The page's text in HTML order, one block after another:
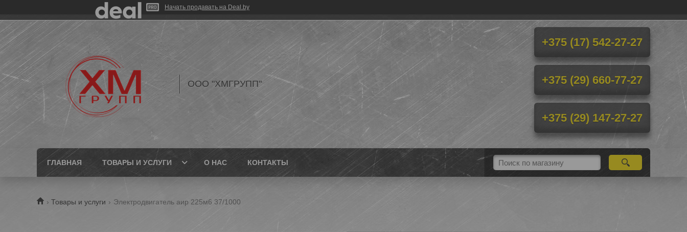
Начать продавать на Deal.by
ООО "ХМГРУПП"
+375 (17) 542-27-27
+375 (29) 660-77-27
+375 (29) 147-27-27
ГЛАВНАЯ ТОВАРЫ И УСЛУГИ О НАС КОНТАКТЫ
Товары и услуги Электродвигатель аир 225м6 37/1000